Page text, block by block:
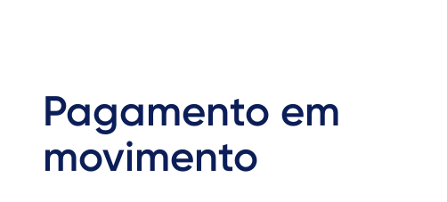
Pagamento em
movimento